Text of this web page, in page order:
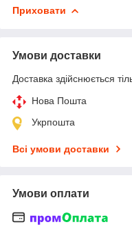
Приховати
Умови доставки
Доставка здійснюється
Нова Пошта
Укрпошта
Всі умови доставки
Умови оплати